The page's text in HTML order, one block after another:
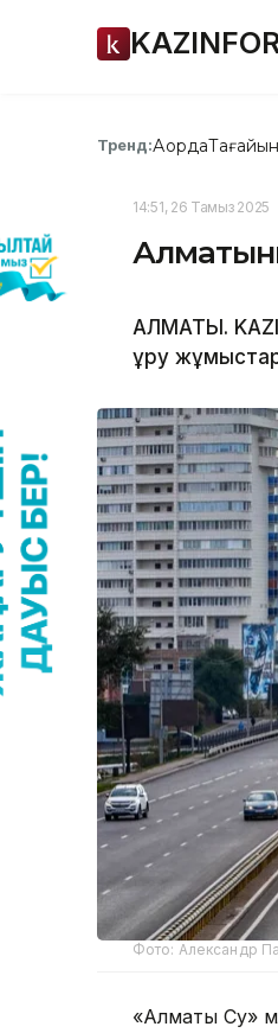
Тренд:Ақорда
14:51, 26 Тамыз 2025
АЛМАТЫ.
құру
Фото: Александр
«Алматы Су»